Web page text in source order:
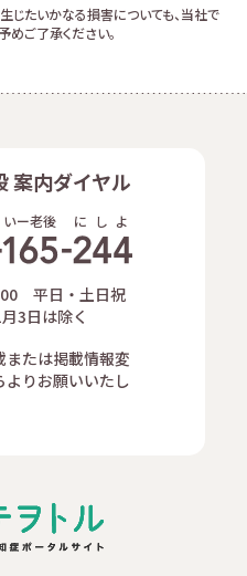
じたいかなる損害についても、当社で
ご了承ください。
案内ダイヤル
いー老後 に し よ
平日・土日祝
3日は除く
たは掲載情報変
りお願いいたし